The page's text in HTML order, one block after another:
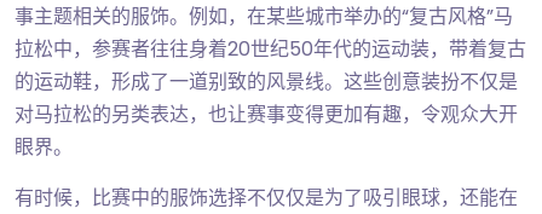
事主题相关的服饰。例如，在某些城市举办的“复古风格”马
拉松中，参赛者往往身着20世纪50年代的运动装，带着复古
的运动鞋，形成了一道别致的风景线。这些创意装扮不仅是
对马拉松的另类表达，也让赛事变得更加有趣，令观众大开
眼界。
有时候，比赛中的服饰选择不仅仅是为了吸引眼球，还能在